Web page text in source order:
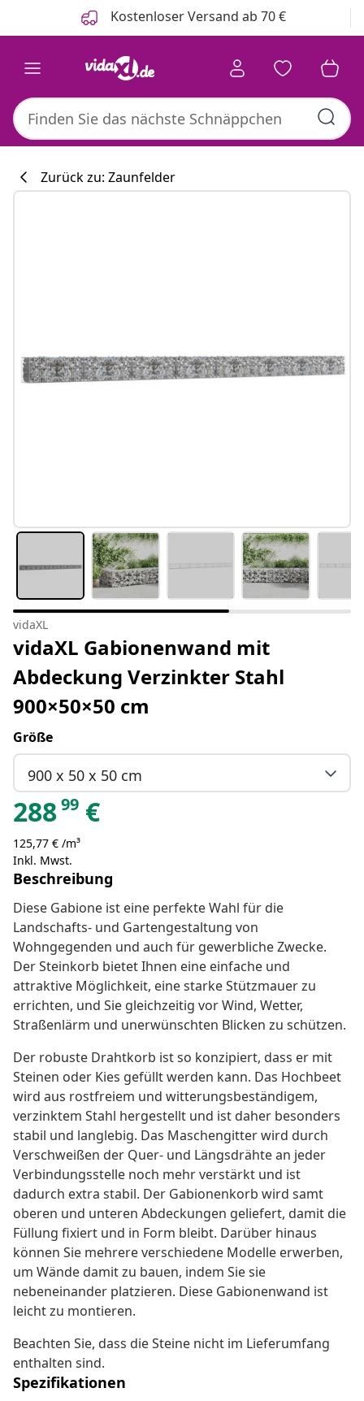
Kostenloser Versand ab 70 €
Zurück zu: Zaunfelder
vidaXL
vidaXL Gabionenwand mit
Abdeckung Verzinkter Stahl
900×50×50 cm
Größe
900 x 50 x 50 cm
28899 €
125,77 € /m³
Inkl. Mwst.
Beschreibung
Diese Gabione ist eine perfekte Wahl für die
Landschafts- und Gartengestaltung von
Wohngegenden und auch für gewerbliche Zwecke.
Der Steinkorb bietet Ihnen eine einfache und
attraktive Möglichkeit, eine starke Stützmauer zu
errichten, und Sie gleichzeitig vor Wind, Wetter,
Straßenlärm und unerwünschten Blicken zu schützen.
Der robuste Drahtkorb ist so konzipiert, dass er mit
Steinen oder Kies gefüllt werden kann. Das Hochbeet
wird aus rostfreiem und witterungsbeständigem,
verzinktem Stahl hergestellt und ist daher besonders
stabil und langlebig. Das Maschengitter wird durch
Verschweißen der Quer- und Längsdrähte an jeder
Verbindungsstelle noch mehr verstärkt und ist
dadurch extra stabil. Der Gabionenkorb wird samt
oberen und unteren Abdeckungen geliefert, damit die
Füllung fixiert und in Form bleibt. Darüber hinaus
können Sie mehrere verschiedene Modelle erwerben,
um Wände damit zu bauen, indem Sie sie
nebeneinander platzieren. Diese Gabionenwand ist
leicht zu montieren.
Beachten Sie, dass die Steine nicht im Lieferumfang
enthalten sind.
Spezifikationen